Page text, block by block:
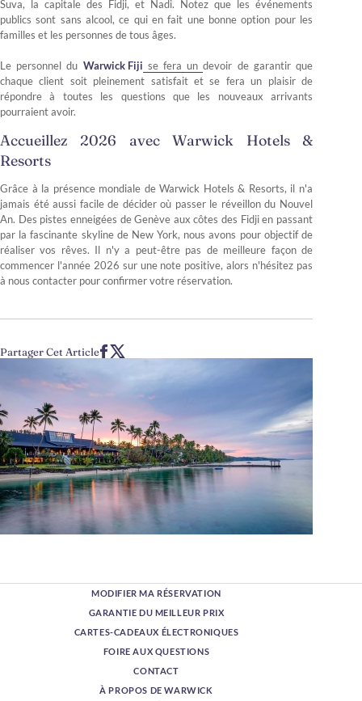
Suva, la capitale des Fidji, et Nadi. Notez que les événements
publics sont sans alcool, ce qui en fait une bonne option pour les
familles et les personnes de tous âges.
Le personnel du Warwick Fiji se fera un devoir de garantir que
chaque client soit pleinement satisfait et se fera un plaisir de
répondre à toutes les questions que les nouveaux arrivants
pourraient avoir.
Accueillez 2026 avec Warwick Hotels &
Resorts
Grâce à la présence mondiale de Warwick Hotels & Resorts, il n'a
jamais été aussi facile de décider où passer le réveillon du Nouvel
An. Des pistes enneigées de Genève aux côtes des Fidji en passant
par la fascinante skyline de New York, nous avons pour objectif de
réaliser vos rêves. Il n'y a peut-être pas de meilleure façon de
commencer l'année 2026 sur une note positive, alors n'hésitez pas
à nous contacter pour confirmer votre réservation.
Partager Cet Article
MODIFIER MA RÉSERVATION
GARANTIE DU MEILLEUR PRIX
CARTES-CADEAUX ÉLECTRONIQUES
FOIRE AUX QUESTIONS
CONTACT
À PROPOS DE WARWICK